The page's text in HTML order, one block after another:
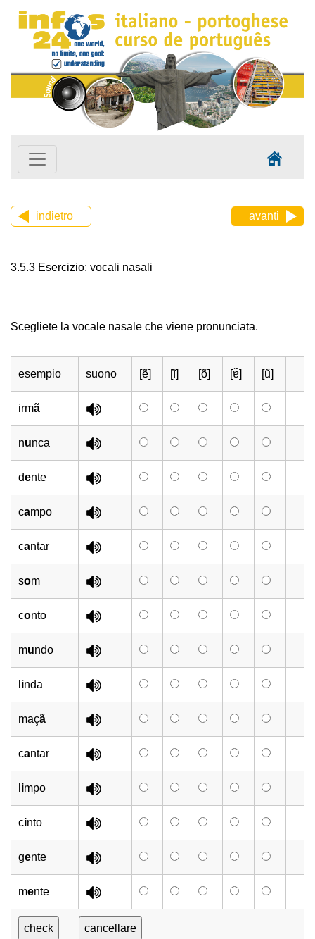
indietro avanti
3.5.3 Esercizio: vocali nasali
Scegliete la vocale nasale che viene pronunciata.
esempio suono [ẽ] [ĩ] [õ] [ɐ̃] [ũ]
irmã
nunca
dente
campo
cantar
som
conto
mundo
inda
maçã
cantar
impo
cinto
gente
mente